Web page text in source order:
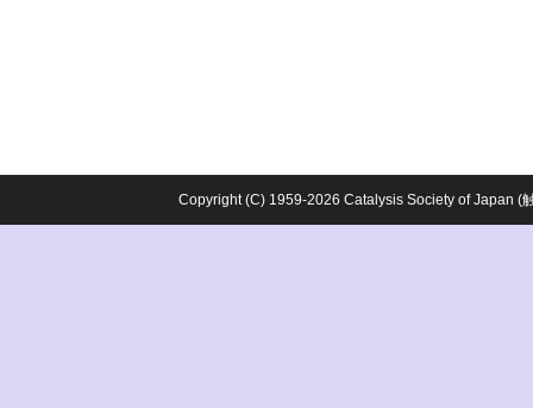
Copyright (C) 1959-2026 Catalysis Society of Japan (